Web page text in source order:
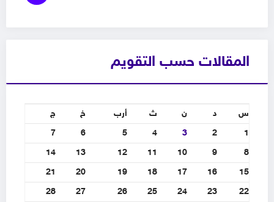
المقالات حسب التقويم
س د ن ث أرب خ
ج
1
2
3
4
5
6
7
8
9
10
11
12
13
14
15
16
17
18
19
20
21
22
23
24
25
26
27
28